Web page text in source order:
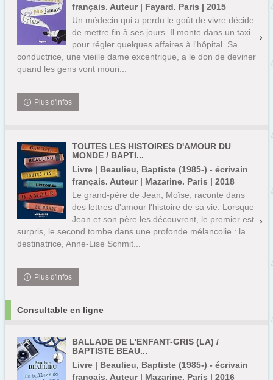
français. Auteur | Fayard. Paris | 2015
Un médecin qui a perdu le goût de vivre décide
de mettre fin à ses jours. Il monte dans un taxi
pour régler quelques affaires à l'hôpital. Sa
conductrice, une vieille dame excentrique, a le don de deviner
quand les gens vont mouri...
Plus d'infos
TOUTES LES HISTOIRES D'AMOUR DU
MONDE / BAPTI...
Livre | Beaulieu, Baptiste (1985-) - écrivain
français. Auteur | Mazarine. Paris | 2018
Le grand-père de Jean, Moïse, raconte dans
des lettres d'amour l'histoire de sa vie. Lorsque
Jean et son père les découvrent, le premier est
surpris, le second tombe dans une profonde mélancolie : la
destinatrice, Anne-Lise Schmit...
Plus d'infos
Consultable en ligne
BALLADE DE L'ENFANT-GRIS (LA) /
BAPTISTE BEAU...
Livre | Beaulieu, Baptiste (1985-) - écrivain
français. Auteur | Mazarine. Paris | 2016